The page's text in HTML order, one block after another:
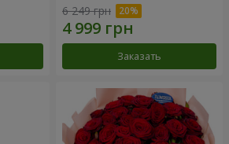
6 249 грн
Заказать